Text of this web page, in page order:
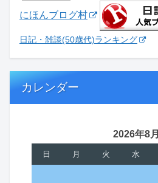
にほんブログ村
日記・雑談(50歳代)ランキング
カレンダー
2026年8月
日 月 火 水